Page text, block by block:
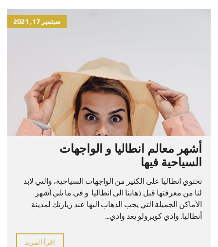
سبتمبر 17, 2021
أشهر معالم انطاليا و الواجهات
السياحية فيها
تحتوي انطاليا على الكثير من الواجهات السياحية، والتي لابد
لنا من معرفتها قبل ذهابنا الى انطاليا و في ما يلي أشهر
الأماكن الجميلة التي يجب الذهاب اليها عند زيارتك لمدينة
أنطاليا. وادي كوبرولو يعد وادي...
اقرأ المزيد